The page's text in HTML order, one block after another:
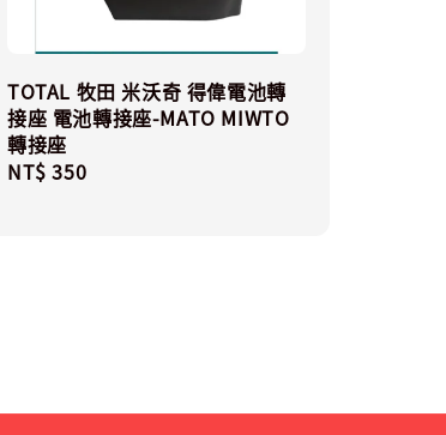
TOTAL 牧田 米沃奇 得偉電池轉
接座 電池轉接座-MATO MIWTO
轉接座
Regular
NT$ 350